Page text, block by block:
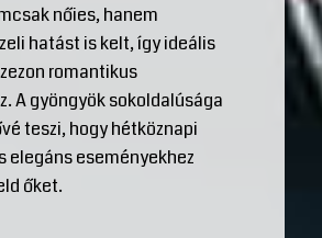
nőies, hanem
hatást is kelt, így ideális
romantikus
A gyöngyök sokoldalúsága
teszi, hogy hétköznapi
elegáns eseményekhez
őket.